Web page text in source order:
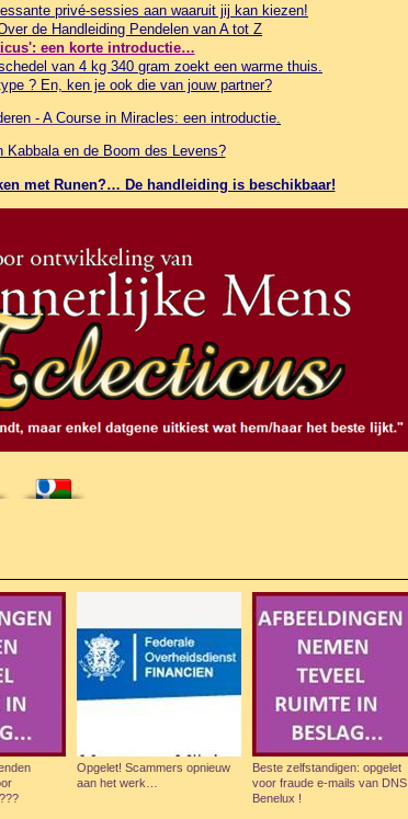
privé-sessies aan waaruit jij kan kiezen!
de Handleiding Pendelen van A tot Z
een korte introductie…
van 4 kg 340 gram zoekt een warme thuis.
? En, ken je ook die van jouw partner?
- A Course in Miracles: een introductie
Kabbala en de Boom des Levens?
met Runen?… De handleiding is beschikbaar!
Opgelet! Scammers opnieuw
aan het werk…
Beste zelfstandigen: opgelet
voor fraude e-mails van DNS
Benelux !